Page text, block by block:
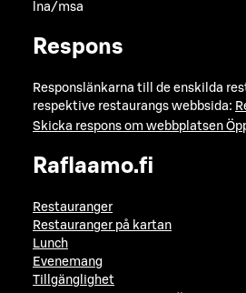
lna/msa
Respons
Responslänkarna till de enskilda
respektive restaurangs webbsida:
Skicka respons om webbplatsen
Raflaamo.fi
Restauranger
Restauranger på kartan
Lunch
Evenemang
Tillgänglighet